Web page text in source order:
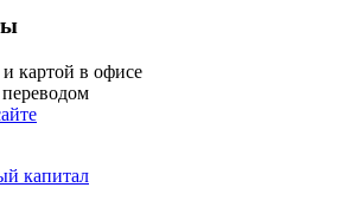
картой в офисе
капитал